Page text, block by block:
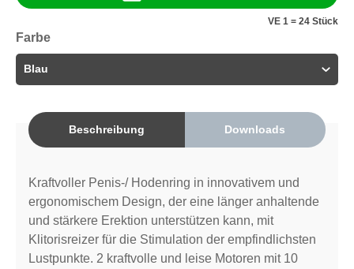
VE 1 = 24 Stück
Farbe
Beschreibung Downloads
Kraftvoller Penis-/ Hodenring in innovativem und
ergonomischem Design, der eine länger anhaltende
und stärkere Erektion unterstützen kann, mit
Klitorisreizer für die Stimulation der empfindlichsten
Lustpunkte. 2 kraftvolle und leise Motoren mit 10